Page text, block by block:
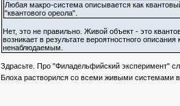
Любая макро-система описывается как
"квантового ореола".
Нет, это не правильно. Живой объект - это
возникает в результате вероятностного
ненаблюдаемым.
Здрасьте. Про "Филадельфийский эксперимент"
Блоха растворился со всеми живыми системами